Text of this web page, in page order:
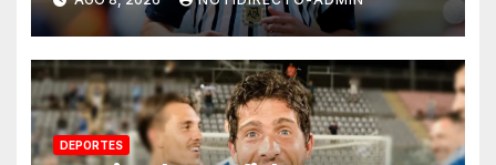
el futuro de Julián Álvarez
DEPORTES